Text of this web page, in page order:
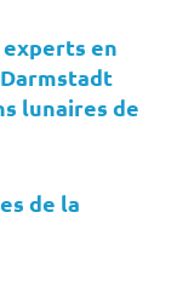
en
lunaires de
de la